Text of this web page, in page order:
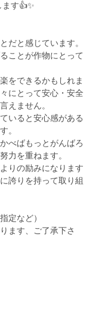
す👍️✨️
だと感じています。
ことが作物にとって
をできるかもしれま
にとって安心・安全
えません。
いると安心感がある
。
べばもっとがんばろ
力を重ねます。
りの励みになります
誇りを持って取り組
定など）
ます、ご了承下さ